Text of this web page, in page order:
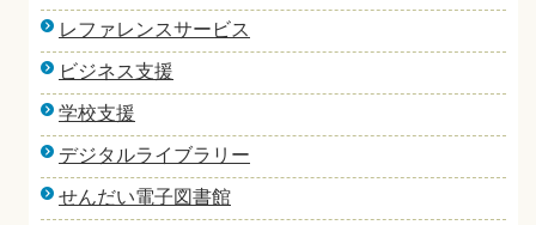
レファレンスサービス
ビジネス支援
学校支援
デジタルライブラリー
せんだい電子図書館